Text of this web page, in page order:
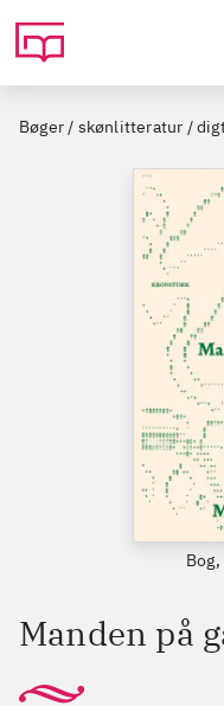
Bøger / skønlitteratur /
Manden på